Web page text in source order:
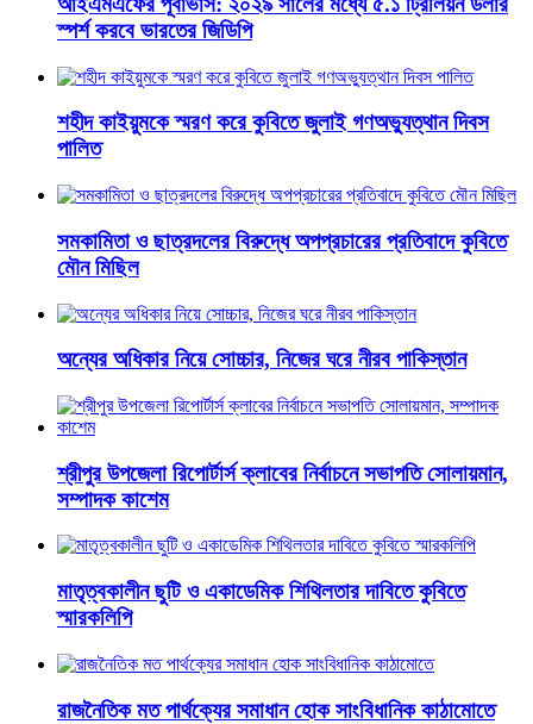
স্পর্শ করবে ভারতের জিডিপি
শহীদ কাইয়ুমকে স্মরণ করে কুবিতে জুলাই গণঅভ্যুত্থান দিবস
পালিত
সমকামিতা ও ছাত্রদলের বিরুদ্ধে অপপ্রচারের প্রতিবাদে কুবিতে
মৌন মিছিল
অন্যের অধিকার নিয়ে সোচ্চার, নিজের ঘরে নীরব পাকিস্তান
শ্রীপুর উপজেলা রিপোর্টার্স ক্লাবের নির্বাচনে সভাপতি সোলায়মান,
সম্পাদক কাশেম
মাতৃত্বকালীন ছুটি ও একাডেমিক শিথিলতার দাবিতে কুবিতে
স্মারকলিপি
রাজনৈতিক মত পার্থক্যের সমাধান হোক সাংবিধানিক কাঠামোতে